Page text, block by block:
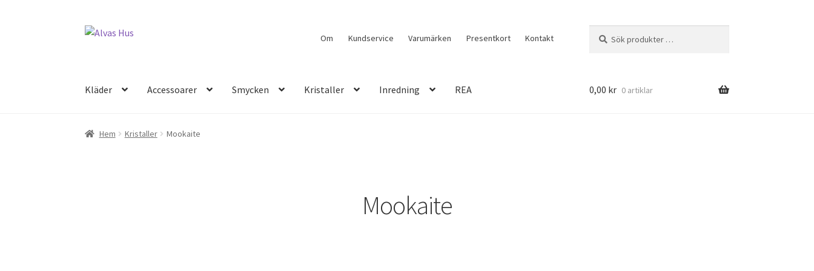
Hoppa
Hoppa
Om Kundservice Varumärken Presentkort Kontakt
efter:
Kläder Accessoarer Smycken Kristaller Inredning REA 0,00 kr 0 artiklar
Hem Kristaller Mookaite
Mookaite